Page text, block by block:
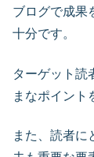
ブログで成果
十分です。
ターゲット読
まなポイント
また、読者に